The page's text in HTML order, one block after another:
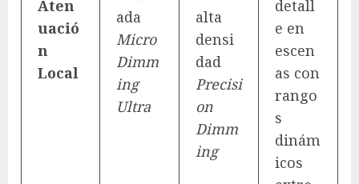
Aten
uació
n
Local
ada
Micro
Dimm
ing
Ultra
alta
densi
dad
Precisi
on
Dimm
ing
detall
e en
escen
as con
rango
s
dinám
icos